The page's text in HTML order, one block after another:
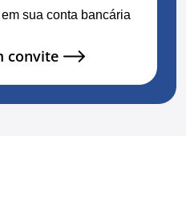
sua conta bancária
convite